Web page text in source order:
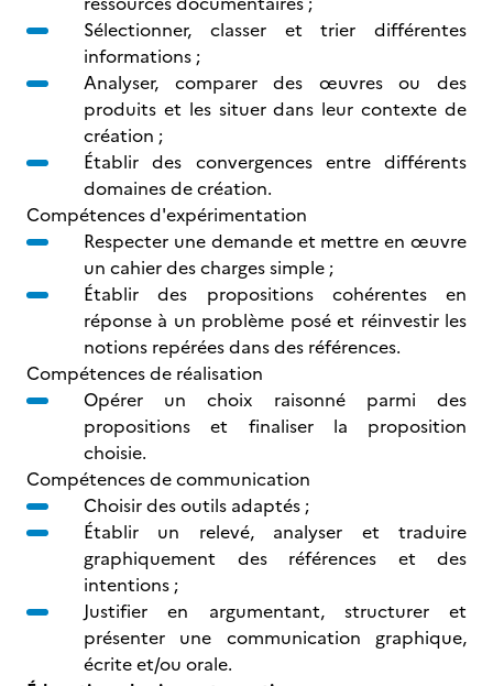
Sélectionner, classer et trier différentes
informations ;
Analyser, comparer des œuvres ou des
produits et les situer dans leur contexte de
création ;
Établir des convergences entre différents
domaines de création.
Compétences d'expérimentation
Respecter une demande et mettre en œuvre
un cahier des charges simple ;
Établir des propositions cohérentes en
réponse à un problème posé et réinvestir les
notions repérées dans des références.
Compétences de réalisation
Opérer un choix raisonné parmi des
propositions et finaliser la proposition
choisie.
Compétences de communication
Choisir des outils adaptés ;
Établir un relevé, analyser et traduire
graphiquement des références et des
intentions ;
Justifier en argumentant, structurer et
présenter une communication graphique,
écrite et/ou orale.